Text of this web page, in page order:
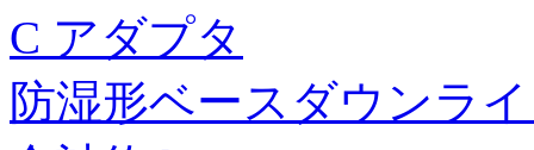
C アダプタ
防湿形ベースダウンラ